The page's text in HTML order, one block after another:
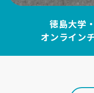
徳島大学 ・
オンライン